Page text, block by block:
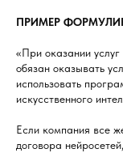
ПРИМЕР
«При оказании
обязан оказывать
использовать
искусственного
Если компания все
договора